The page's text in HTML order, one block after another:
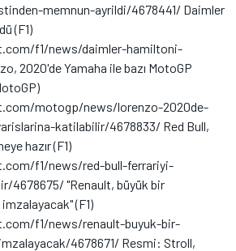
memnun-ayrildi/4678441/ Daimler
(F1)
f1/news/daimler-hamiltoni-
2020'de Yamaha ile bazı MotoGP
motogp/news/lorenzo-2020de-
katilabilir/4678833/ Red Bull,
hazır (F1)
f1/news/red-bull-ferrariyi-
4678675/ "Renault, büyük bir
(F1)
f1/news/renault-buyuk-bir-
4678671/ Resmi: Stroll,